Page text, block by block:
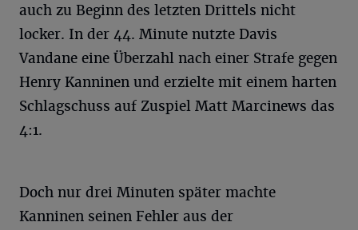
auch zu Beginn des letzten Drittels nicht
locker. In der 44. Minute nutzte Davis
Vandane eine Überzahl nach einer Strafe gegen
Henry Kanninen und erzielte mit einem harten
Schlagschuss auf Zuspiel Matt Marcinews das
4:1.
Doch nur drei Minuten später machte
Kanninen seinen Fehler aus der